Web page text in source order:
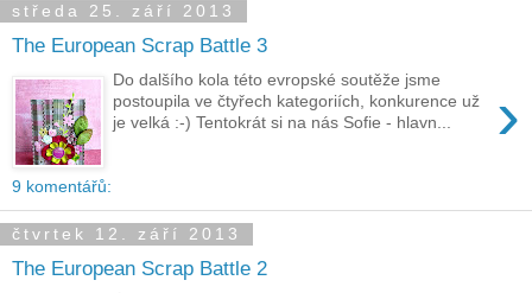
středa 25. září 2013
The European Scrap Battle 3
›
Do dalšího kola této evropské soutěže jsme
postoupila ve čtyřech kategoriích, konkurence už
je velká :-) Tentokrát si na nás Sofie - hlavn...
9 komentářů:
čtvrtek 12. září 2013
The European Scrap Battle 2